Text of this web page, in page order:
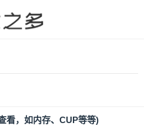
看，如内存、CUP等等)